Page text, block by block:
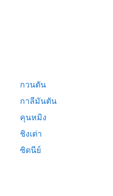
กวนตัน
กาลีมันตัน
คุนหมิง
ชิงเต่า
ซิดนีย์